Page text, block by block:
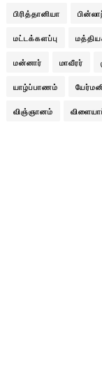
பிரித்தானியா
மட்டக்களப்பு
மன்னார் மாவீரர்
யாழ்ப்பாணம்
விஞ்ஞானம்